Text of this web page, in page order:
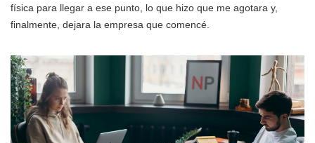
física para llegar a ese punto, lo que hizo que me agotara y,
finalmente, dejara la empresa que comencé.